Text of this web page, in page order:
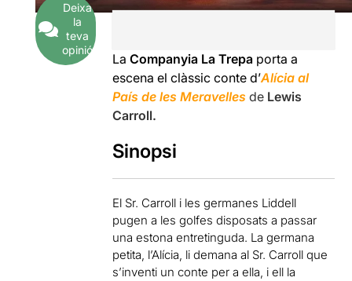
Deixa
la
teva
opinió
La Companyia La Trepa porta a
escena el clàssic conte d’Alícia al
País de les Meravellesde Lewis
Carroll.
Sinopsi
El Sr. Carroll i les germanes Liddell
pugen a les golfes disposats a passar
una estona entretinguda. La germana
petita, l’Alícia, li demana al Sr. Carroll que
s’inventi un conte per a ella, i ell la